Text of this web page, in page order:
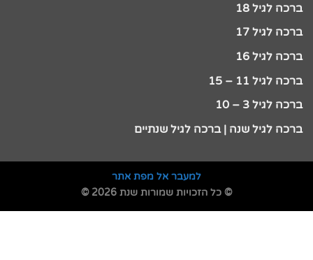
ברכה לגיל 18
ברכה לגיל 17
ברכה לגיל 16
ברכה לגיל 11 – 15
ברכה לגיל 3 – 10
ברכה לגיל שנה | ברכה לגיל שנתיים
למעבר אל מפת אתר
© כל הזכויות שמורות שנת 2026 ©